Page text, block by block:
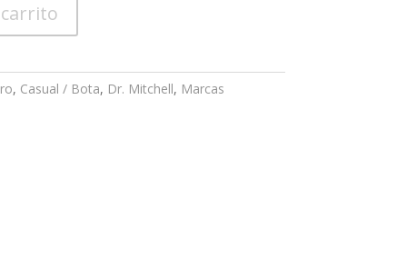
, Casual / Bota, Dr. Mitchell, Marcas